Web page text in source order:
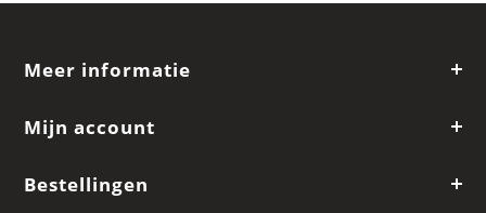
Meer informatie
Mijn account
Bestellingen